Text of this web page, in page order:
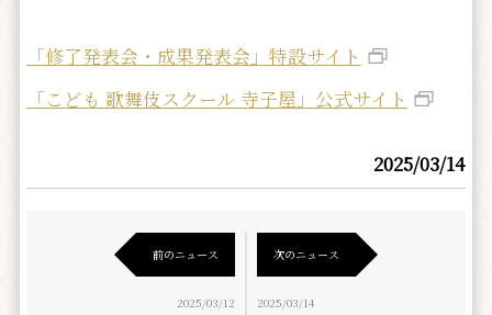
「修了発表会・成果発表会」特設サイト
「こども 歌舞伎スクール 寺子屋」公式サイト
2025/03/14
前のニュース
2025/03/12
次のニュース
2025/03/14